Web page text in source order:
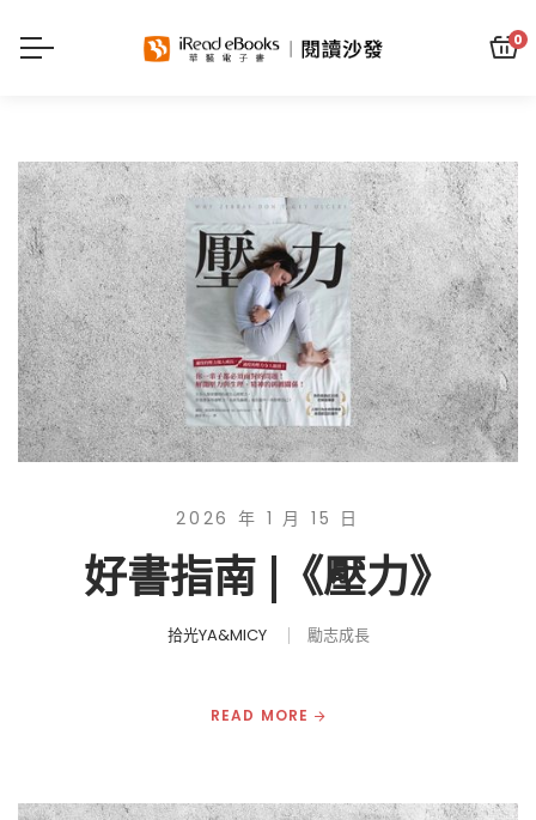
0
2026 年 1 月 15 日
好書指南 |《壓力》
拾光YA&MICY 勵志成長
READ MORE